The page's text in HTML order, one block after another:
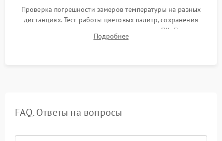
Проверка погрешности замеров температуры на разных
дистанциях. Тест работы цветовых палитр, сохранения
термограмм в память и передачи данных на ПК. Проверка
автономности работы и итоговый контроль качества.
Подробнее
FAQ. Ответы на вопросы